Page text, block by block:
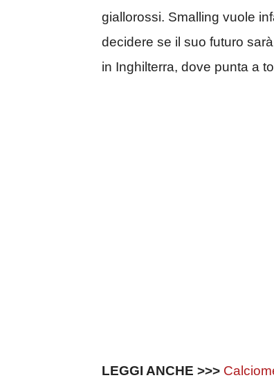
giallorossi. Smalling vuole
decidere se il suo futuro
in Inghilterra, dove punta a
LEGGI ANCHE >>>